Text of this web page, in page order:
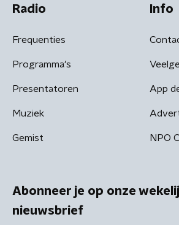
Radio
Frequenties
Programma's
Presentatoren
Muziek
Gemist
Info
App
NPO
Abonneer je op onze
nieuwsbrief